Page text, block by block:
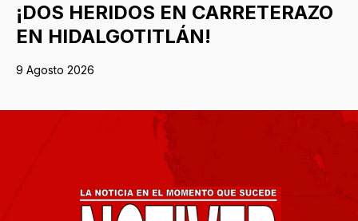
¡DOS HERIDOS EN CARRETERAZO
EN HIDALGOTITLÁN!
9 Agosto 2026